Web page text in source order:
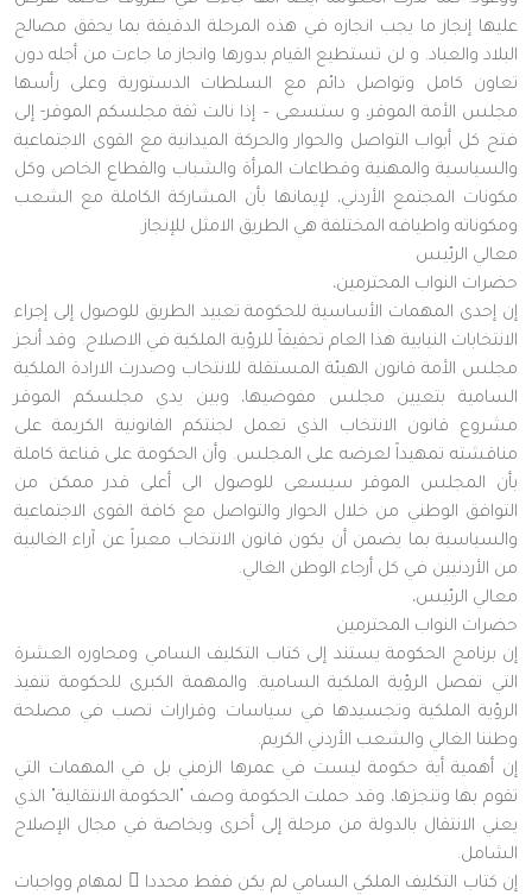
عليها إنجاز ما يجب انجازه في هذه المرحلة الدقيقة بما يحقق مصالح
البلاد والعباد. و لن تستطيع القيام بدورها وانجاز ما جاءت من أجله دون
تعاون كامل وتواصل دائم مع السلطات الدستورية وعلى رأسها
مجلس الأمة الموقر، و ستسعى – إذا نالت ثقة مجلسكم الموقر- إلى
فتح كل أبواب التواصل والحوار والحركة الميدانية مع القوى الاجتماعية
والسياسية والمهنية وقطاعات المرأة والشباب والقطاع الخاص وكل
مكونات المجتمع الأردني، لإيمانها بأن المشاركة الكاملة مع الشعب
ومكوناته واطيافه المختلفة هي الطريق الامثل للإنجاز.
معالي الرئيس
حضرات النواب المحترمين،
إن إحدى المهمات الأساسية للحكومة تعبيد الطريق للوصول إلى إجراء
الانتخابات النيابية هذا العام تحقيقاً للرؤية الملكية في الاصلاح. وقد أنجز
مجلس الأمة قانون الهيئة المستقلة للانتخاب وصدرت الارادة الملكية
السامية بتعيين مجلس مفوضيها، وبين يدي مجلسكم الموقر
مشروع قانون الانتخاب الذي تعمل لجنتكم القانونية الكريمة على
مناقشته تمهيداً لعرضه على المجلس. وأن الحكومة على قناعة كاملة
بأن المجلس الموقر سيسعى للوصول الى أعلى قدر ممكن من
التوافق الوطني من خلال الحوار والتواصل مع كافة القوى الاجتماعية
والسياسية بما يضمن أن يكون قانون الانتخاب معبراً عن آراء الغالبية
من الأردنيين في كل أرجاء الوطن الغالي.
معالي الرئيس،
حضرات النواب المحترمين
إن برنامج الحكومة يستند إلى كتاب التكليف السامي ومحاوره العشرة
التي تفصل الرؤية الملكية السامية. والمهمة الكبرى للحكومة تنفيذ
الرؤية الملكية وتجسيدها في سياسات وقرارات تصب في مصلحة
وطننا الغالي والشعب الأردني الكريم.
إن أهمية أية حكومة ليست في عمرها الزمني بل في المهمات التي
تقوم بها وتنجزها، وقد حملت الحكومة وصف "الحكومة الانتقالية" الذي
يعني الانتقال بالدولة من مرحلة إلى أخرى وبخاصة في مجال الإصلاح
الشامل.
إن كتاب التكليف الملكي السامي لم يكن فقط محددا ً لمهام وواجبات